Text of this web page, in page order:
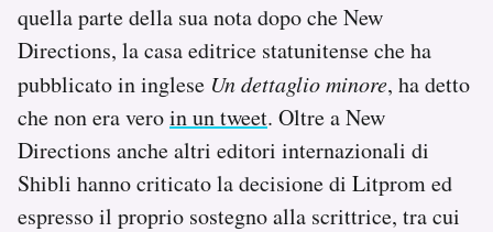
quella parte della sua nota dopo che New
Directions, la casa editrice statunitense che ha
pubblicato in inglese Un dettaglio minore, ha detto
che non era veroin un tweet. Oltre a New
Directions anche altri editori internazionali di
Shibli hanno criticato la decisione di Litprom ed
espresso il proprio sostegno alla scrittrice, tra cui